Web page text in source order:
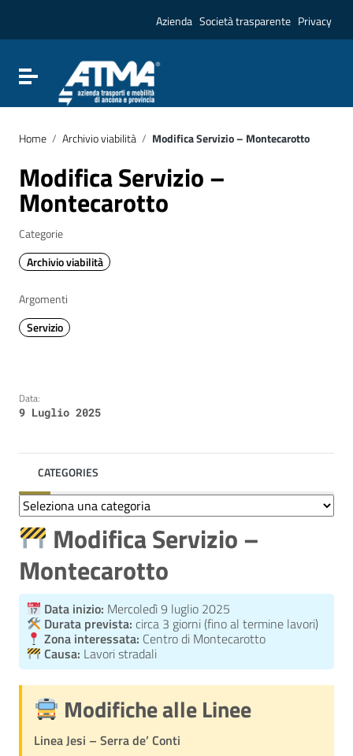
Vai al menu di navigazione
Vai al footer
Azienda Società trasparente Privacy
Attiva / disattiva la navigazione
Home / Archivio viabilità / Modifica Servizio – Montecarotto
Modifica Servizio –
Montecarotto
Categorie
Archivio viabilità
Argomenti
Servizio
Data:
9 Luglio 2025
CATEGORIES
Categories
Modifica Servizio –
Montecarotto
Data inizio: Mercoledì 9 luglio 2025
Durata prevista: circa 3 giorni (fino al termine lavori)
Zona interessata: Centro di Montecarotto
Causa: Lavori stradali
Modifiche alle Linee
Linea Jesi – Serra de’ Conti